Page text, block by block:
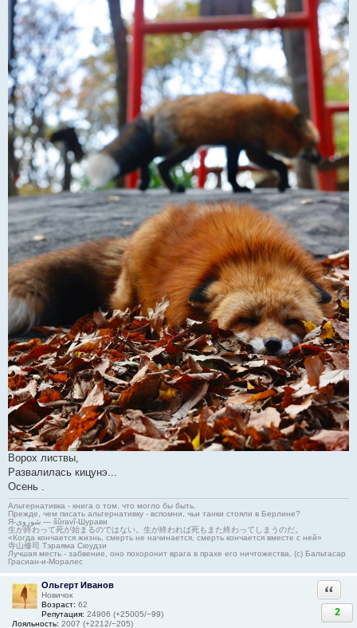
Ворох листвы,
Развалилась кицунэ...
Осень .
Альтернативка - книга о том, что могло бы быть.
Прежде, чем писать альтернативку - вспомни, чьи танки стояли в Берлине?
Я-شوروی — šûravî-Шурави
生が終わって死が始まるのではない。生が終われば死もまた終わってしまうのだ。
«Когда кончается жизнь, смерть не начинается, смерть кончается вместе с ней»
寺山修司 Тэраяма Сюудзи
Лучшая месть - забвение, оно похоронит врага в прахе его ничтожества. (с) Бальтасар
Грасиан-и-Моралес
Ольгерт Иванов
Новичок
Возраст: 62
Репутация: 24906 (+25005/−99)
Лояльность: 2007 (+2212/−205)
2